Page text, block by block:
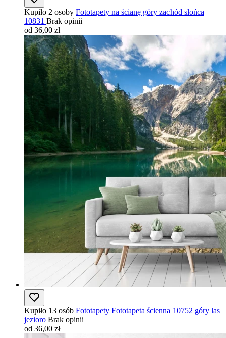
Kupiło 2 osoby Fototapety na ścianę góry zachód słońca
10831 Brak opinii
od 36,00 zł
Kupiło 13 osób Fototapety Fototapeta ścienna 10752 góry las
jezioro Brak opinii
od 36,00 zł